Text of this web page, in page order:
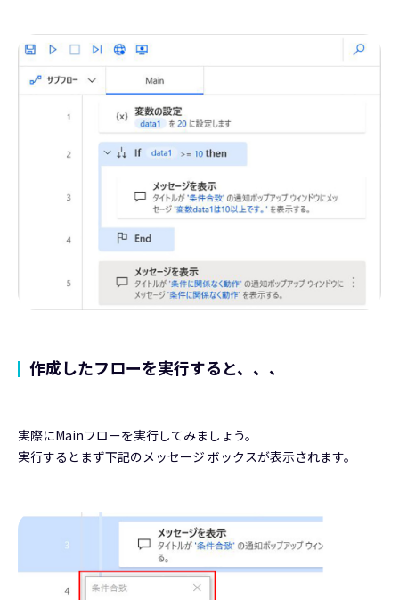
作成したフローを実行すると、、、
実際にMainフローを実行してみましょう。
実行するとまず下記のメッセージ ボックスが表示されます。